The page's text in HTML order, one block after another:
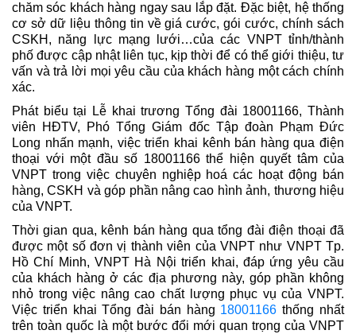
chăm sóc khách hàng ngay sau lắp đặt. Đặc biệt, hệ thống
cơ sở dữ liệu thông tin về giá cước, gói cước, chính sách
CSKH, năng lực mạng lưới…của các VNPT tỉnh/thành
phố được cập nhật liên tục, kịp thời để có thể giới thiệu, tư
vấn và trả lời mọi yêu cầu của khách hàng một cách chính
xác.
Phát biểu tại Lễ khai trương Tổng đài 18001166, Thành
viên HĐTV, Phó Tổng Giám đốc Tập đoàn Phạm Đức
Long nhấn mạnh, việc triển khai kênh bán hàng qua điện
thoại với một đầu số 18001166 thể hiện quyết tâm của
VNPT trong việc chuyên nghiệp hoá các hoạt động bán
hàng, CSKH và góp phần nâng cao hình ảnh, thương hiệu
của VNPT.
Thời gian qua, kênh bán hàng qua tổng đài điện thoại đã
được một số đơn vị thành viên của VNPT như VNPT Tp.
Hồ Chí Minh, VNPT Hà Nội triển khai, đáp ứng yêu cầu
của khách hàng ở các địa phương này, góp phần không
nhỏ trong việc nâng cao chất lượng phục vụ của VNPT.
Việc triển khai Tổng đài bán hàng 18001166thống nhất
trên toàn quốc là một bước đổi mới quan trọng của VNPT